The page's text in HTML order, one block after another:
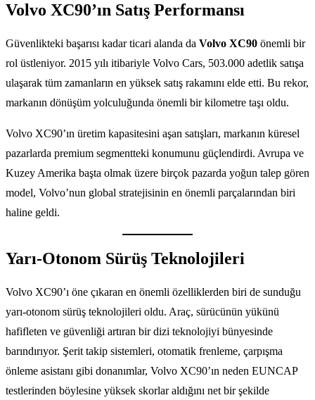
Volvo XC90’ın Satış Performansı
Güvenlikteki başarısı kadar ticari alanda da Volvo XC90 önemli bir
rol üstleniyor. 2015 yılı itibariyle Volvo Cars, 503.000 adetlik satışa
ulaşarak tüm zamanların en yüksek satış rakamını elde etti. Bu rekor,
markanın dönüşüm yolculuğunda önemli bir kilometre taşı oldu.
Volvo XC90’ın üretim kapasitesini aşan satışları, markanın küresel
pazarlarda premium segmentteki konumunu güçlendirdi. Avrupa ve
Kuzey Amerika başta olmak üzere birçok pazarda yoğun talep gören
model, Volvo’nun global stratejisinin en önemli parçalarından biri
haline geldi.
Yarı-Otonom Sürüş Teknolojileri
Volvo XC90’ı öne çıkaran en önemli özelliklerden biri de sunduğu
yarı-otonom sürüş teknolojileri oldu. Araç, sürücünün yükünü
hafifleten ve güvenliği artıran bir dizi teknolojiyi bünyesinde
barındırıyor. Şerit takip sistemleri, otomatik frenleme, çarpışma
önleme asistanı gibi donanımlar, Volvo XC90’ın neden EUNCAP
testlerinden böylesine yüksek skorlar aldığını net bir şekilde